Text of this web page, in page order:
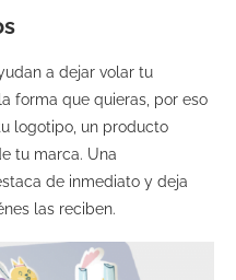
a dejar volar tu
forma que quieras, por eso
logotipo, un producto
tu marca. Una
de inmediato y deja
las reciben.